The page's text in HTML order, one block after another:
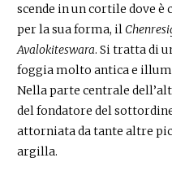
scende in un cortile dove
per la sua forma, il
Avalokiteswara. Si tratta di
foggia molto antica e
Nella parte centrale
del fondatore del
attorniata da tante altre
argilla.